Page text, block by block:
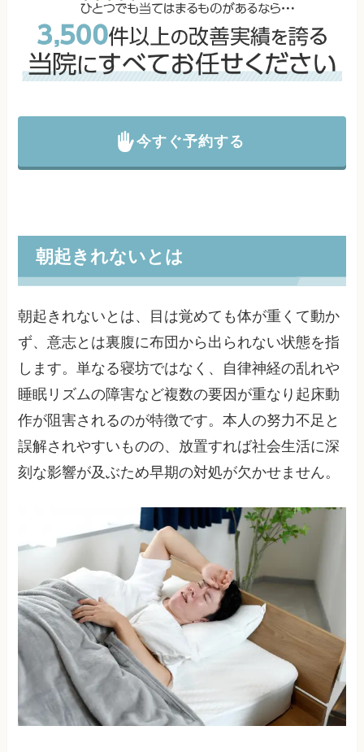
今すぐ予約する
朝起きれないとは
朝起きれないとは、目は覚めても体が重くて動か
ず、意志とは裏腹に布団から出られない状態を指
します。単なる寝坊ではなく、自律神経の乱れや
睡眠リズムの障害など複数の要因が重なり起床動
作が阻害されるのが特徴です。本人の努力不足と
誤解されやすいものの、放置すれば社会生活に深
刻な影響が及ぶため早期の対処が欠かせません。